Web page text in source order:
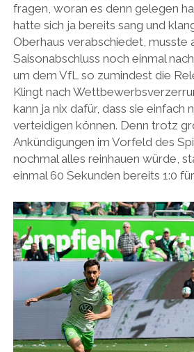
fragen, woran es denn gelegen
hatte sich ja bereits sang und
Oberhaus verabschiedet,
Saisonabschluss noch einmal
um dem VfL so zumindest die
Klingt nach
kann ja nix dafür, dass sie einfach
verteidigen können. Denn trotz
Ankündigungen im Vorfeld des
nochmal alles reinhauen würde,
einmal 60 Sekunden bereits 1:0